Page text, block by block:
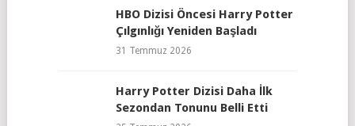
HBO Dizisi Öncesi Harry Potter
Çılgınlığı Yeniden Başladı
31 Temmuz 2026
Harry Potter Dizisi Daha İlk
Sezondan Tonunu Belli Etti